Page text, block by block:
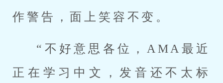
作警告，面上笑容不变。
“不好意思各位，AMA最近
正在学习中文，发音还不太标